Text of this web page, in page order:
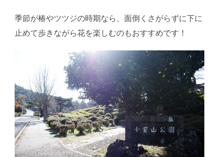
季節が椿やツツジの時期なら、面倒くさがらずに下に
止めて歩きながら花を楽しむのもおすすめです！